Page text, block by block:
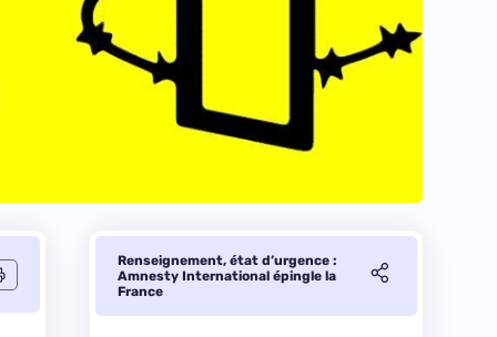
Renseignement, état d’urgence :
Amnesty International épingle la
France